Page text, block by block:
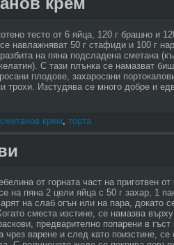
тесто от 6 яйца, 120 г брашно и
навлажняват 50 г стафиди и 100 г
на пяна подсладена сметана
С тази плънка се намазват
плодове, захаросани
трохи. Изстудява се много добре и
сметанов крем, торта
от горната част на приготвен
на пяна 2 цели яйца с 50 г захар, 1
на слаб огън или на пара, докато
сместа изстине, се намазва
предварително попарени в
чрез варене и след като поизстине,